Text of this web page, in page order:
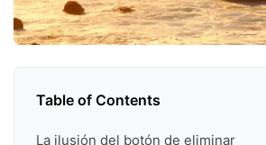
Table of Contents
La ilusión del botón de eliminar